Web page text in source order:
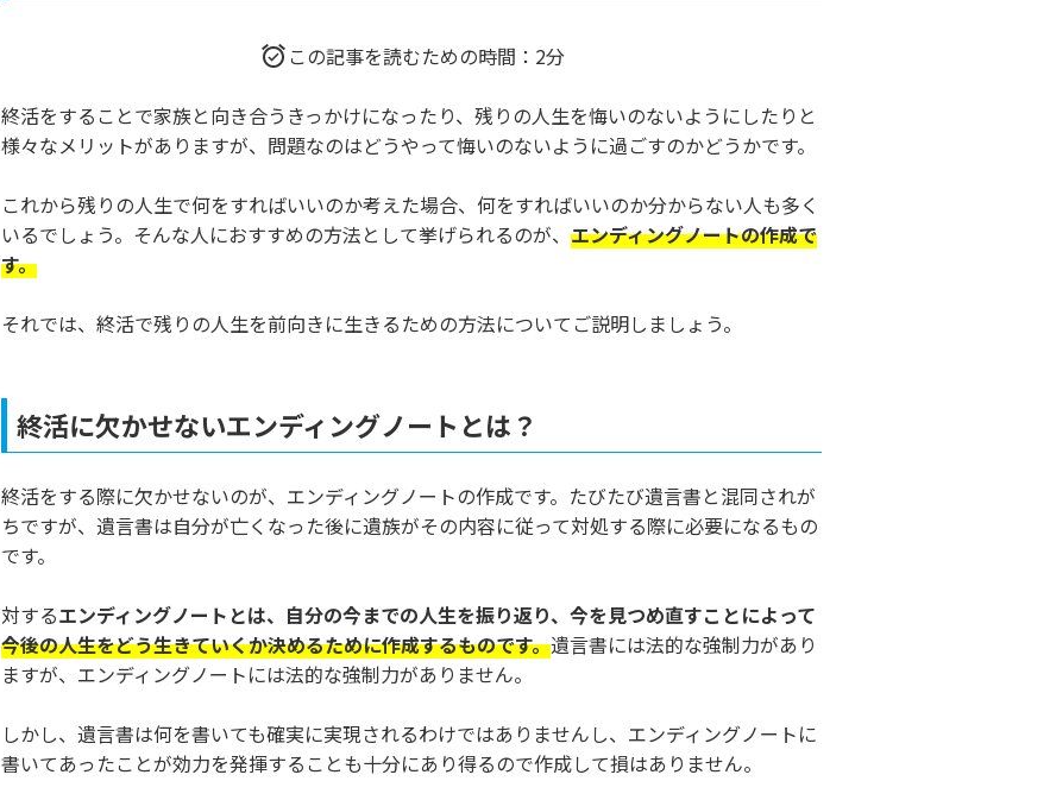
この記事を読むための時間：2分
終活をすることで家族と向き合うきっかけになったり、残りの人生を悔いのないようにしたりと
様々なメリットがありますが、問題なのはどうやって悔いのないように過ごすのかどうかです。
これから残りの人生で何をすればいいのか考えた場合、何をすればいいのか分からない人も多く
いるでしょう。そんな人におすすめの方法として挙げられるのが、 エンディングノートの作成で
す。
それでは、終活で残りの人生を前向きに生きるための方法についてご説明しましょう。
終活に欠かせないエンディングノートとは？
終活をする際に欠かせないのが、エンディングノートの作成です。たびたび遺言書と混同されが
ちですが、遺言書は自分が亡くなった後に遺族がその内容に従って対処する際に必要になるもの
です。
対するエンディングノートとは、自分の今までの人生を振り返り、今を見つめ直すことによって
今後の人生をどう生きていくか決めるために作成するものです。遺言書には法的な強制力があり
ますが、エンディングノートには法的な強制力がありません。
しかし、遺言書は何を書いても確実に実現されるわけではありませんし、エンディングノートに
書いてあったことが効力を発揮することも十分にあり得るので作成して損はありません。